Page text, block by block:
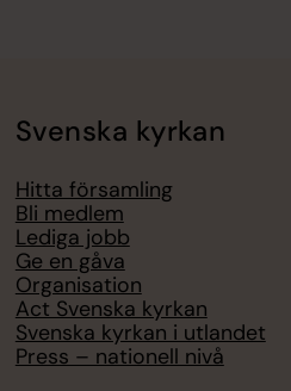
Svenska kyrkan
Hitta församling
Bli medlem
Lediga jobb
Ge en gåva
Organisation
Act Svenska kyrkan
Svenska kyrkan i utlandet
Press – nationell nivå